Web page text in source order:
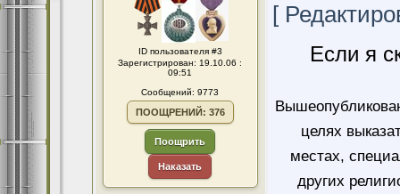
ID пользователя #3
Зарегистрирован: 19.10.06 :
09:51
Сообщений: 9773
ПООЩРЕНИЙ: 376
Поощрить
Наказать
[
Если я
целях
местах,
других